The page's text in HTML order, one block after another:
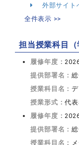
外部サイト
全件表示 >>
担当授業科目（
履修年度：
提供部署名：
授業科目名：
授業形式：代
履修年度：
提供部署名：
授業科目名：